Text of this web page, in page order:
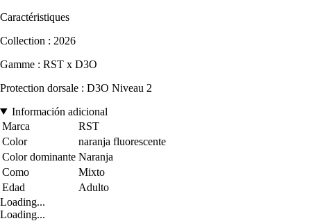
Caractéristiques
Collection : 2026
Gamme : RST x D3O
Protection dorsale : D3O Niveau 2
Información adicional
Marca
RST
Color
naranja fluorescente
Color dominante Naranja
Como
Mixto
Edad
Adulto
Loading...
Loading...